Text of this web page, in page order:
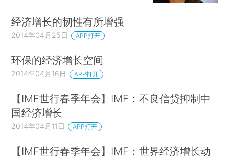
经济增长的韧性有所增强
2014年04月25日 APP打开
环保的经济增长空间
2014年04月16日 APP打开
【IMF世行春季年会】IMF：不良信贷抑制中
国经济增长
2014年04月11日 APP打开
【IMF世行春季年会】IMF：世界经济增长动